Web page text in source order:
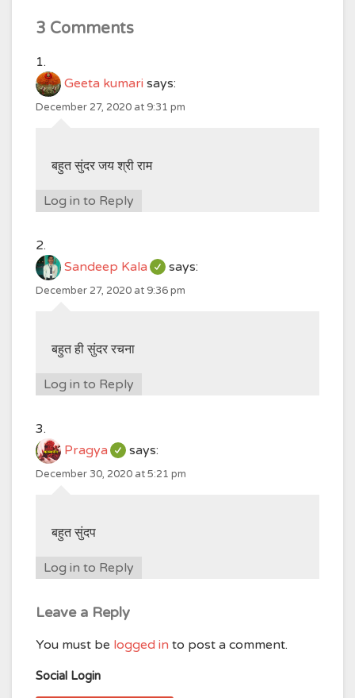
3 Comments
Geeta kumari says:
December 27, 2020 at 9:31 pm
बहुत सुंदर जय श्री राम
Log in to Reply
Sandeep Kala says:
December 27, 2020 at 9:36 pm
बहुत ही सुंदर रचना
Log in to Reply
Pragya says:
December 30, 2020 at 5:21 pm
बहुत सुंदप
Log in to Reply
Leave a Reply
You must be logged in to post a comment.
Social Login